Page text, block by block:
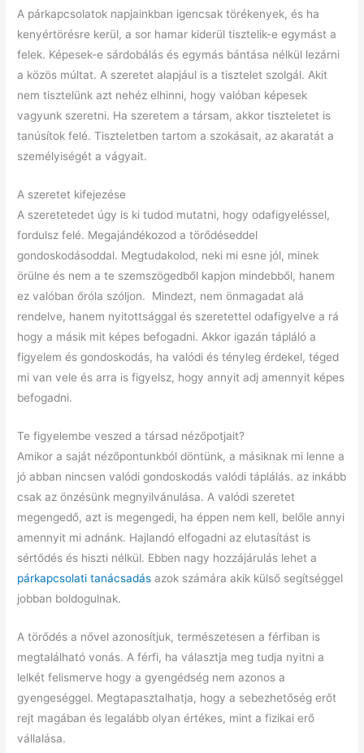
A párkapcsolatok napjainkban igencsak törékenyek, és ha
kenyértörésre kerül, a sor hamar kiderül tisztelik-e egymást a
felek. Képesek-e sárdobálás és egymás bántása nélkül lezárni
a közös múltat. A szeretet alapjául is a tisztelet szolgál. Akit
nem tisztelünk azt nehéz elhinni, hogy valóban képesek
vagyunk szeretni. Ha szeretem a társam, akkor tiszteletet is
tanúsítok felé. Tiszteletben tartom a szokásait, az akaratát a
személyiségét a vágyait.
A szeretet kifejezése
A szeretetedet úgy is ki tudod mutatni, hogy odafigyeléssel,
fordulsz felé. Megajándékozod a törődéseddel
gondoskodásoddal. Megtudakolod, neki mi esne jól, minek
örülne és nem a te szemszögedből kapjon mindebből, hanem
ez valóban őróla szóljon. Mindezt, nem önmagadat alá
rendelve, hanem nyitottsággal és szeretettel odafigyelve a rá
hogy a másik mit képes befogadni. Akkor igazán tápláló a
figyelem és gondoskodás, ha valódi és tényleg érdekel, téged
mi van vele és arra is figyelsz, hogy annyit adj amennyit képes
befogadni.
Te figyelembe veszed a társad nézőpotjait?
Amikor a saját nézőpontunkból döntünk, a másiknak mi lenne a
jó abban nincsen valódi gondoskodás valódi táplálás. az inkább
csak az önzésünk megnyilvánulása. A valódi szeretet
megengedő, azt is megengedi, ha éppen nem kell, belőle annyi
amennyit mi adnánk. Hajlandó elfogadni az elutasítást is
sértődés és hiszti nélkül. Ebben nagy hozzájárulás lehet a
párkapcsolati tanácsadás azok számára akik külső segítséggel
jobban boldogulnak.
A törődés a nővel azonosítjuk, természetesen a férfiban is
megtalálható vonás. A férfi, ha választja meg tudja nyitni a
lelkét felismerve hogy a gyengédség nem azonos a
gyengeséggel. Megtapasztalhatja, hogy a sebezhetőség erőt
rejt magában és legalább olyan értékes, mint a fizikai erő
vállalása.